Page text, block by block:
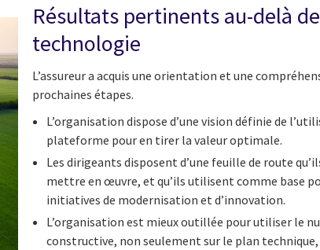
Résultats pertinents au-delà
technologie
L’assureur a acquis une orientation et une
prochaines étapes.
L’organisation dispose d’une vision définie de
plateforme pour en tirer la valeur optimale.
Les dirigeants disposent d’une feuille de route
mettre en œuvre, et qu’ils utilisent comme base
initiatives de modernisation et d’innovation.
L’organisation est mieux outillée pour utiliser le
constructive, non seulement sur le plan technique,